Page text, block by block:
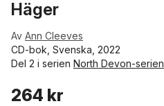
Häger
Av Ann Cleeves
CD-bok, Svenska, 2022
Del 2 i serien North Devon-serien
264 kr